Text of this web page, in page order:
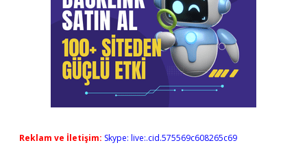
Reklam ve İletişim: Skype: live:.cid.575569c608265c69